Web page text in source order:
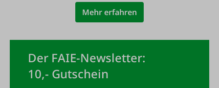
Mehr erfahren
Der FAIE-Newsletter:
10,- Gutschein